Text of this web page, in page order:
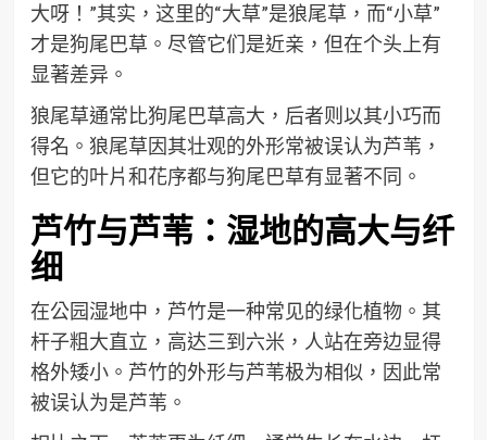
大呀！”其实，这里的“大草”是狼尾草，而“小草”
才是狗尾巴草。尽管它们是近亲，但在个头上有
显著差异。
狼尾草通常比狗尾巴草高大，后者则以其小巧而
得名。狼尾草因其壮观的外形常被误认为芦苇，
但它的叶片和花序都与狗尾巴草有显著不同。
芦竹与芦苇：湿地的高大与纤
细
在公园湿地中，芦竹是一种常见的绿化植物。其
杆子粗大直立，高达三到六米，人站在旁边显得
格外矮小。芦竹的外形与芦苇极为相似，因此常
被误认为是芦苇。